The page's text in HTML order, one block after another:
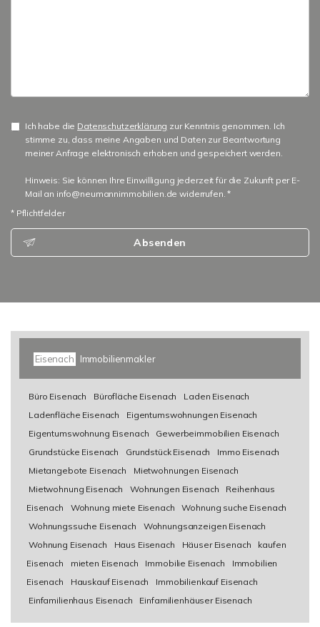
Ich habe die Datenschutzerklärung zur Kenntnis genommen. Ich
stimme zu, dass meine Angaben und Daten zur Beantwortung
meiner Anfrage elektronisch erhoben und gespeichert werden.
Hinweis: Sie können Ihre Einwilligung jederzeit für die Zukunft per E-
Mail an info@neumannimmobilien.de widerrufen. *
* Pflichtfelder
Absenden
Eisenach Immobilienmakler
Büro Eisenach Bürofläche Eisenach
Laden Eisenach
Ladenfläche Eisenach
Eigentumswohnungen Eisenach
Eigentumswohnung Eisenach
Gewerbeimmobilien Eisenach
Grundstücke Eisenach
Grundstück Eisenach
Immo Eisenach
Mietangebote Eisenach
Mietwohnungen Eisenach
Mietwohnung Eisenach
Wohnungen Eisenach
Reihenhaus
Eisenach
Wohnung miete Eisenach
Wohnung suche Eisenach
Wohnungssuche Eisenach
Wohnungsanzeigen Eisenach
Wohnung Eisenach
Haus Eisenach Häuser Eisenach
kaufen
Eisenach
mieten Eisenach Immobilie Eisenach
Immobilien
Eisenach
Hauskauf Eisenach
Immobilienkauf Eisenach
Einfamilienhaus Eisenach
Einfamilienhäuser Eisenach